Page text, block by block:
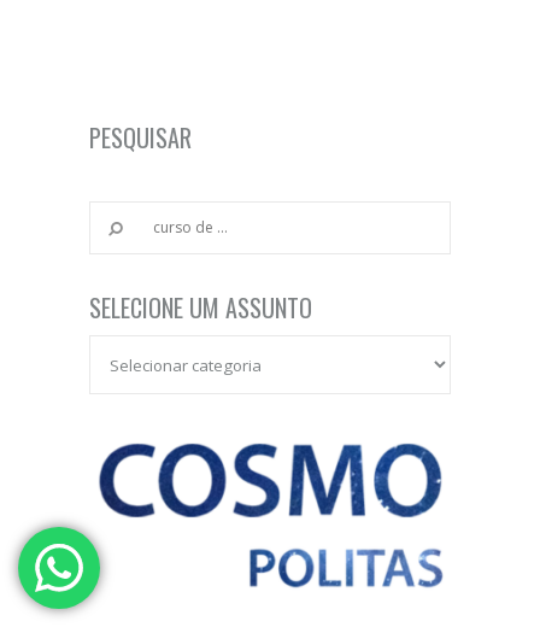
PESQUISAR
SELECIONE UM ASSUNTO
Selecione um Assunto